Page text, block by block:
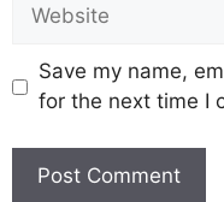
Save my name,
for the next time I